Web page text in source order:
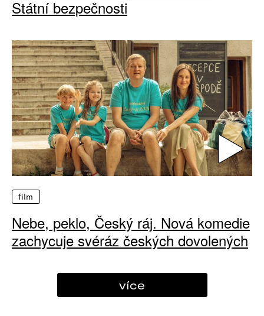
Státní bezpečnosti
film
Nebe, peklo, Český ráj. Nová komedie
zachycuje svéráz českých dovolených
více